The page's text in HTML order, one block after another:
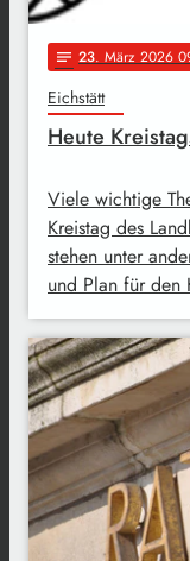
notes 23. März 2026
Eichstätt
Heute
Viele wichtige
Kreistag des
stehen unter
und Plan für